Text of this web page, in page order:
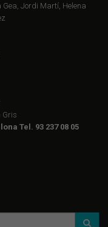
Jordi Martí, Helena
Gris
Tel. 93 237 08 05